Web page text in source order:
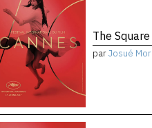
The Square
parJosué